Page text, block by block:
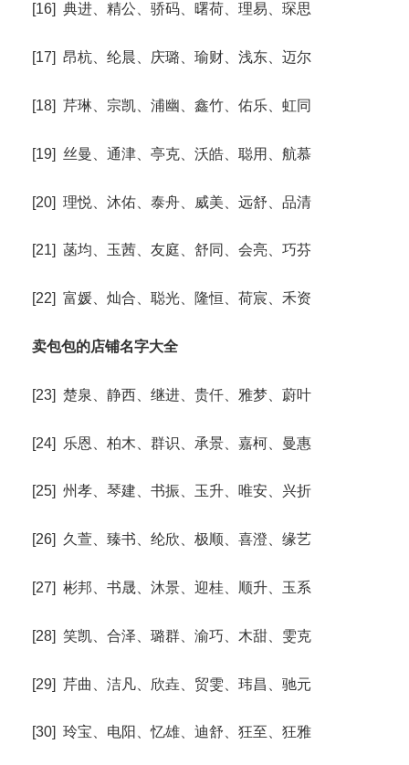
[16] 典进、精公、骄码、曙荷、理易、琛思
[17] 昂杭、纶晨、庆璐、瑜财、浅东、迈尔
[18] 芹琳、宗凯、浦幽、鑫竹、佑乐、虹同
[19] 丝曼、通津、亭克、沃皓、聪用、航慕
[20] 理悦、沐佑、泰舟、威美、远舒、品清
[21] 菡均、玉茜、友庭、舒同、会亮、巧芬
[22] 富媛、灿合、聪光、隆恒、荷宸、禾资
卖包包的店铺名字大全
[23] 楚泉、静西、继进、贵仟、雅梦、蔚叶
[24] 乐恩、柏木、群识、承景、嘉柯、曼惠
[25] 州孝、琴建、书振、玉升、唯安、兴折
[26] 久萱、臻书、纶欣、极顺、喜澄、缘艺
[27] 彬邦、书晟、沐景、迎桂、顺升、玉系
[28] 笑凯、合泽、璐群、渝巧、木甜、雯克
[29] 芹曲、洁凡、欣垚、贸雯、玮昌、驰元
[30] 玲宝、电阳、忆雄、迪舒、狂至、狂雅